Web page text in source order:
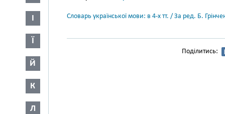
І
Ї
Й
К
Л
Словарь української мови: в 4-х тт. / За ред. Б.
Поділитись: